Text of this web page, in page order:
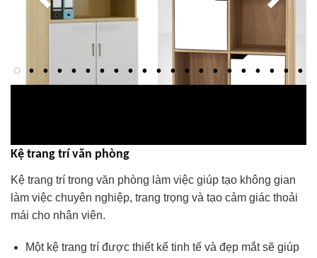
Kệ trang trí văn phòng
Kệ trang trí trong văn phòng làm việc giúp tạo không gian
làm việc chuyên nghiệp, trang trọng và tạo cảm giác thoải
mái cho nhân viên.
Một kệ trang trí được thiết kế tinh tế và đẹp mắt sẽ giúp